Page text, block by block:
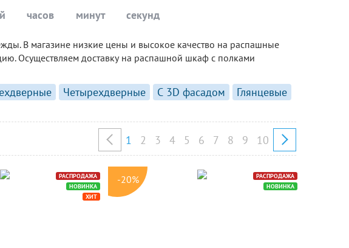
часов минут секунд
В магазине низкие цены и высокое качество на распашные
Осуществляем доставку на распашной шкаф с полками
Четырехдверные С 3D фасадом Глянцевые
1 2 3 4 5 6 7 8 9 10
РАСПРОДАЖА
НОВИНКА
ХИТ
-20%
РАСПРОДАЖА
НОВИНКА